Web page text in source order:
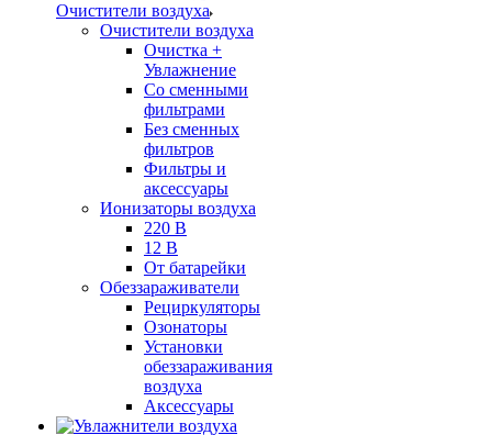
Очистители воздуха
Очистители воздуха
Очистка +
Увлажнение
Cо сменными
фильтрами
Без сменных
фильтров
Фильтры и
аксессуары
Ионизаторы воздуха
220 В
12 В
От батарейки
Обеззараживатели
Рециркуляторы
Озонаторы
Установки
обеззараживания
воздуха
Аксессуары